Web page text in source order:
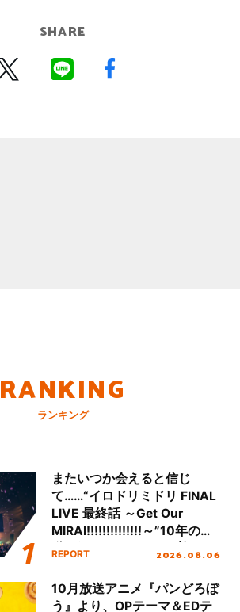
SHARE
RANKING
ランキング
またいつか会えると信じ
て……“イロドリミドリ FINAL
LIVE 最終話 ～Get Our
MIRAI!!!!!!!!!!!!!!～”10年の活
動を経てファイナルを迎える
REPORT 2026.08.06
10月放送アニメ『パンどろぼ
う』より、OPテーマ＆EDテ